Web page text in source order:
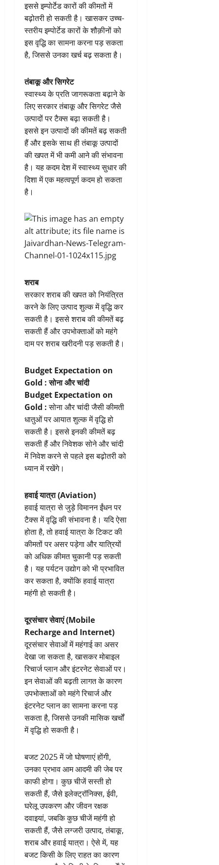
इससे इम्पोर्टेड कारों की कीमतों में
बढ़ोतरी हो सकती है। खासकर उच्च-
स्तरीय इम्पोर्टेड कारों के शौक़ीनों को
इस वृद्धि का सामना करना पड़ सकता
है, जिससे उनका खर्च बढ़ सकता है।
तंबाकू और सिगरेट
स्वास्थ्य के प्रति जागरूकता बढ़ाने के
लिए सरकार तंबाकू और सिगरेट जैसे
उत्पादों पर टैक्स बढ़ा सकती है।
इससे इन उत्पादों की कीमतें बढ़ सकती
हैं और इसके साथ ही तंबाकू उत्पादों
की खपत में भी कमी आने की संभावना
है। यह कदम देश में स्वास्थ्य सुधार की
दिशा में एक महत्वपूर्ण कदम हो सकता
है।
शराब
सरकार शराब की खपत को नियंत्रित
करने के लिए उत्पाद शुल्क में वृद्धि कर
सकती है। इससे शराब की कीमतें बढ़
सकती हैं और उपभोक्ताओं को महंगे
दाम पर शराब खरीदनी पड़ सकती है।
Budget Expectation on
Gold : सोना और चांदी
Budget Expectation on
Gold :सोना और चांदी जैसी कीमती
धातुओं पर आयात शुल्क में वृद्धि हो
सकती है। इससे इनकी कीमतें बढ़
सकती हैं और निवेशक सोने और चांदी
में निवेश करने से पहले इस बढ़ोतरी को
ध्यान में रखेंगे।
हवाई यात्रा (Aviation)
हवाई यात्रा से जुड़े विमानन ईंधन पर
टैक्स में वृद्धि की संभावना है। यदि ऐसा
होता है, तो हवाई यात्रा के टिकट की
कीमतों पर असर पड़ेगा और यात्रियों
को अधिक कीमत चुकानी पड़ सकती
है। यह पर्यटन उद्योग को भी प्रभावित
कर सकता है, क्योंकि हवाई यात्रा
महंगी हो सकती है।
दूरसंचार सेवाएं (Mobile
Recharge and Internet)
दूरसंचार सेवाओं में महंगाई का असर
देखा जा सकता है, खासकर मोबाइल
रिचार्ज प्लान और इंटरनेट सेवाओं पर।
इन सेवाओं की बढ़ती लागत के कारण
उपभोक्ताओं को महंगे रिचार्ज और
इंटरनेट प्लान का सामना करना पड़
सकता है, जिससे उनकी मासिक खर्चों
में वृद्धि हो सकती है।
बजट 2025 में जो घोषणाएं होंगी,
उनका प्रभाव आम आदमी की जेब पर
काफी होगा। कुछ चीजें सस्ती हो
सकती हैं, जैसे इलेक्ट्रॉनिक्स, ईवी,
घरेलू उपकरण और जीवन रक्षक
दवाइयां, जबकि कुछ चीजें महंगी हो
सकती हैं, जैसे लग्जरी उत्पाद, तंबाकू,
शराब और हवाई यात्रा। ऐसे में, यह
बजट किसी के लिए राहत का कारण